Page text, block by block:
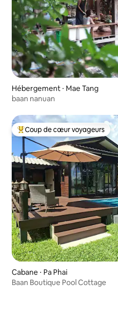
Hébergement ⋅ Mae Tang
baan nanuan
Coups de cœur voyageurs les
Coup de cœur voyageurs
Cabane ⋅ Pa Phai
Baan Boutique Pool Cottage